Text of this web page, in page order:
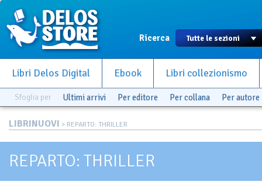
Ricerca
Libri Delos Digital Ebook Libri collezionismo
Sfoglia per Ultimi arrivi Per editore Per collana Per autore
LIBRINUOVI > REPARTO: THRILLER
REPARTO: THRILLER